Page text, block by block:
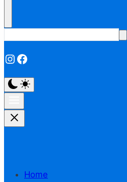
Instagram
Facebook
Home